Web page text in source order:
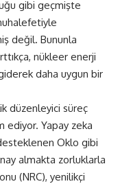
gibi geçmişte
değil. Bununla
nükleer enerji
daha uygun bir
düzenleyici süreç
ediyor. Yapay zeka
Oklo gibi
almakta zorluklarla
(NRC), yenilikçi